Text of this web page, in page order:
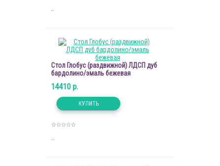
Стол Глобус (раздвижной) ЛДСП дуб
бардолино/эмаль бежевая
14410 р.